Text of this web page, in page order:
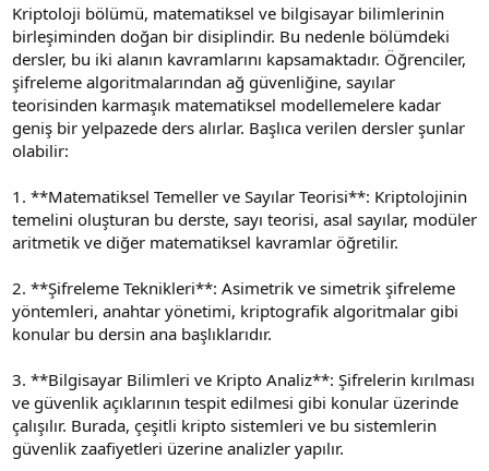
Kriptoloji bölümü, matematiksel ve bilgisayar bilimlerinin
birleşiminden doğan bir disiplindir. Bu nedenle bölümdeki
dersler, bu iki alanın kavramlarını kapsamaktadır. Öğrenciler,
şifreleme algoritmalarından ağ güvenliğine, sayılar
teorisinden karmaşık matematiksel modellemelere kadar
geniş bir yelpazede ders alırlar. Başlıca verilen dersler şunlar
olabilir:
1. **Matematiksel Temeller ve Sayılar Teorisi**: Kriptolojinin
temelini oluşturan bu derste, sayı teorisi, asal sayılar, modüler
aritmetik ve diğer matematiksel kavramlar öğretilir.
2. **Şifreleme Teknikleri**: Asimetrik ve simetrik şifreleme
yöntemleri, anahtar yönetimi, kriptografik algoritmalar gibi
konular bu dersin ana başlıklarıdır.
3. **Bilgisayar Bilimleri ve Kripto Analiz**: Şifrelerin kırılması
ve güvenlik açıklarının tespit edilmesi gibi konular üzerinde
çalışılır. Burada, çeşitli kripto sistemleri ve bu sistemlerin
güvenlik zaafiyetleri üzerine analizler yapılır.